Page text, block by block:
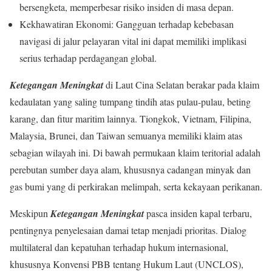
bersengketa, memperbesar risiko insiden di masa depan.
Kekhawatiran Ekonomi: Gangguan terhadap kebebasan
navigasi di jalur pelayaran vital ini dapat memiliki implikasi
serius terhadap perdagangan global.
Ketegangan Meningkatdi Laut Cina Selatan berakar pada klaim
kedaulatan yang saling tumpang tindih atas pulau-pulau, beting
karang, dan fitur maritim lainnya. Tiongkok, Vietnam, Filipina,
Malaysia, Brunei, dan Taiwan semuanya memiliki klaim atas
sebagian wilayah ini. Di bawah permukaan klaim teritorial adalah
perebutan sumber daya alam, khususnya cadangan minyak dan
gas bumi yang di perkirakan melimpah, serta kekayaan perikanan.
Meskipun Ketegangan Meningkatpasca insiden kapal terbaru,
pentingnya penyelesaian damai tetap menjadi prioritas. Dialog
multilateral dan kepatuhan terhadap hukum internasional,
khususnya Konvensi PBB tentang Hukum Laut (UNCLOS),